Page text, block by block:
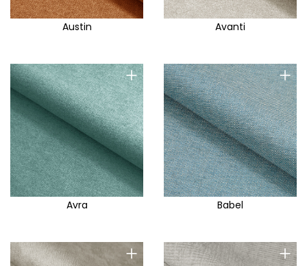
Austin Avanti
+
Avra
+
Babel
+ +